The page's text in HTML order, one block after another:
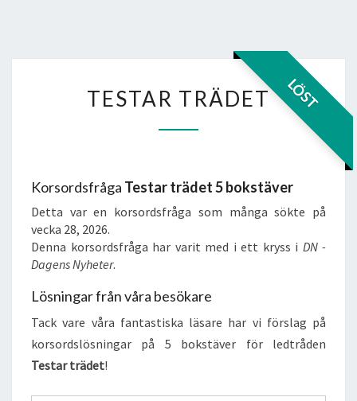
LÖST
TRÄDET
TESTAR TRÄDET
Korsordsfråga Testar trädet 5 bokstäver
Detta var en korsordsfråga som många sökte på
vecka 28, 2026.
Denna korsordsfråga har varit med i ett kryss i DN -
Dagens Nyheter.
Lösningar från våra besökare
Tack vare våra fantastiska läsare har vi förslag på
korsordslösningar på 5 bokstäver för ledtråden
Testar trädet!